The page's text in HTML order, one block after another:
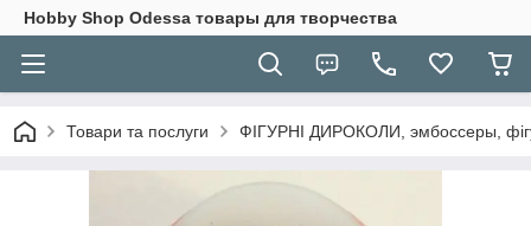
Hobbу Shop Odessa товары для творчества
Товари та послуги ФІГУРНІ ДИРОКОЛИ, эмбоссеры,